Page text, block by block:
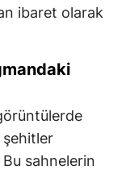
ibaret olarak
sahnelerin